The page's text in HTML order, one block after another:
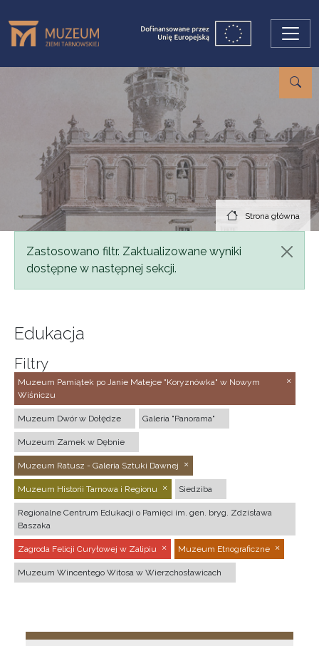
Strona główna
Komunikat
Zastosowano filtr. Zaktualizowane wyniki
dostępne w następnej sekcji.
Edukacja
Filtry
Muzeum Pamiątek po Janie Matejce "Koryznówka" w Nowym
Wiśniczu
Muzeum Dwór w Dołędze Galeria "Panorama"
Muzeum Zamek w Dębnie
Muzeum Ratusz - Galeria Sztuki Dawnej
Muzeum Historii Tarnowa i Regionu Siedziba
Regionalne Centrum Edukacji o Pamięci im. gen. bryg. Zdzisława
Baszaka
Zagroda Felicji Curyłowej w Zalipiu Muzeum Etnograficzne
Muzeum Wincentego Witosa w Wierzchosławicach